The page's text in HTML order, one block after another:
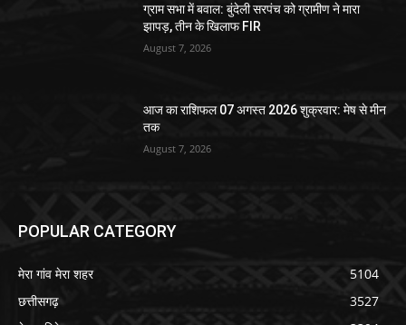
ग्राम सभा में बवाल: बुंदेली सरपंच को ग्रामीण ने मारा
झापड़, तीन के खिलाफ FIR
August 7, 2026
आज का राशिफल 07 अगस्त 2026 शुक्रवार: मेष से मीन
तक
August 7, 2026
POPULAR CATEGORY
मेरा गांव मेरा शहर
5104
छत्तीसगढ़
3527